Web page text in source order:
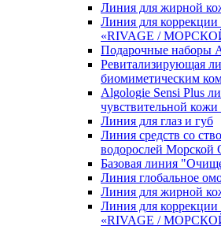
Линия для жирной
Линия для коррекции
«RIVAGE /
Подарочные наборы
Ревитализирующая
биомиметическим
Algologie Sensi Plus
чувcтвительной
Линия для глаз и губ
Линия средств со
водорослей Морской
Базовая линия
Линия глобальное
Линия для жирной
Линия для коррекции
«RIVAGE /